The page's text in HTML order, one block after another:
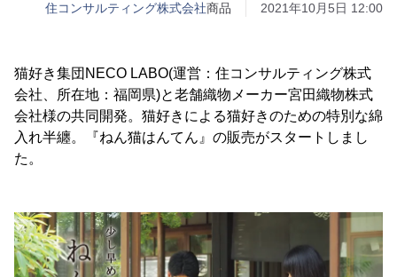
住コンサルティング株式会社商品 2021年10月5日 12:00
猫好き集団NECO LABO(運営：住コンサルティング株式
会社、所在地：福岡県)と老舗織物メーカー宮田織物株式
会社様の共同開発。猫好きによる猫好きのための特別な綿
入れ半纏。『ねん猫はんてん』の販売がスタートしまし
た。